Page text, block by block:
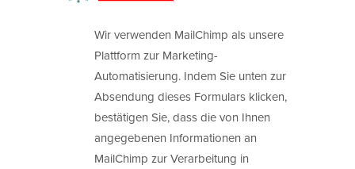
Wir verwenden MailChimp als unsere
Plattform zur Marketing-
Automatisierung. Indem Sie unten zur
Absendung dieses Formulars klicken,
bestätigen Sie, dass die von Ihnen
angegebenen Informationen an
MailChimp zur Verarbeitung in